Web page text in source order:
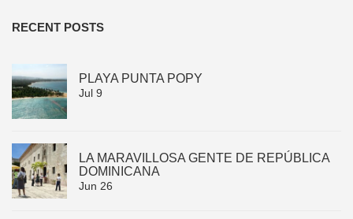
RECENT POSTS
PLAYA PUNTA POPY
Jul 9
LA MARAVILLOSA GENTE DE REPÚBLICA
DOMINICANA
Jun 26